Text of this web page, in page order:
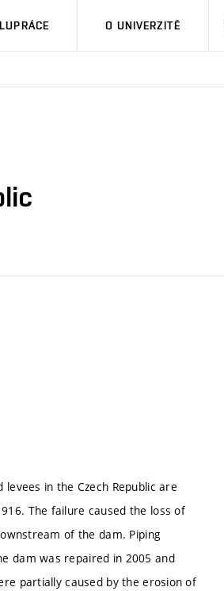
O UNIVERZITĚ
in the Czech Republic are
The failure caused the loss of
of the dam. Piping
dam was repaired in 2005 and
partially caused by the erosion of